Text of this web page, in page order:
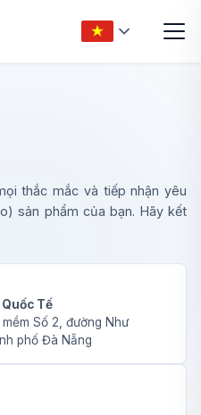
thắc mắc và tiếp nhận yêu
sản phẩm của bạn. Hãy kết
Tế
Số 2, đường Như
phố Đà Nẵng